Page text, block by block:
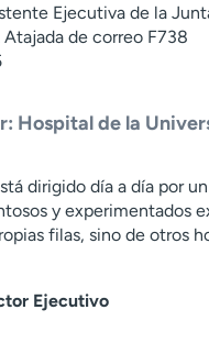
Ejecutiva de la
Atajada de correo F738
Hospital de la
dirigido día a día por
y experimentados
filas, sino de otros
Ejecutivo